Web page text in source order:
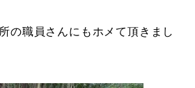
の職員さんにもホメて頂きまし